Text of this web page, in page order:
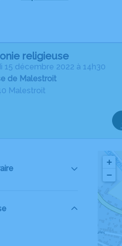
religieuse
15 décembre 2022 à 14h30
de Malestroit
Malestroit
+
−